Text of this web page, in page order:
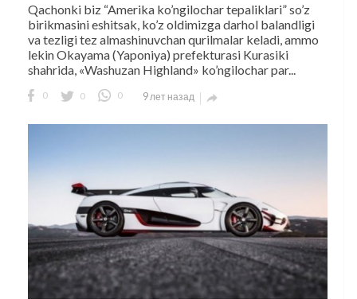
Qachonki biz “Amerika ko’ngilochar tepaliklari” so’z
birikmasini eshitsak, ko’z oldimizga darhol balandligi
va tezligi tez almashinuvchan qurilmalar keladi, ammo
lekin Okayama (Yaponiya) prefekturasi Kurasiki
shahrida, «Washuzan Highland» ko’ngilochar par...
0 0 0 9 лет назад 